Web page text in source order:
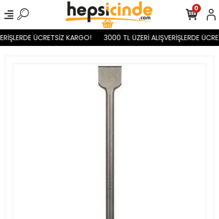
ÜCRETSİZ KARGO! 3000 TL ÜZERİ ALIŞVERİŞLERDE
0